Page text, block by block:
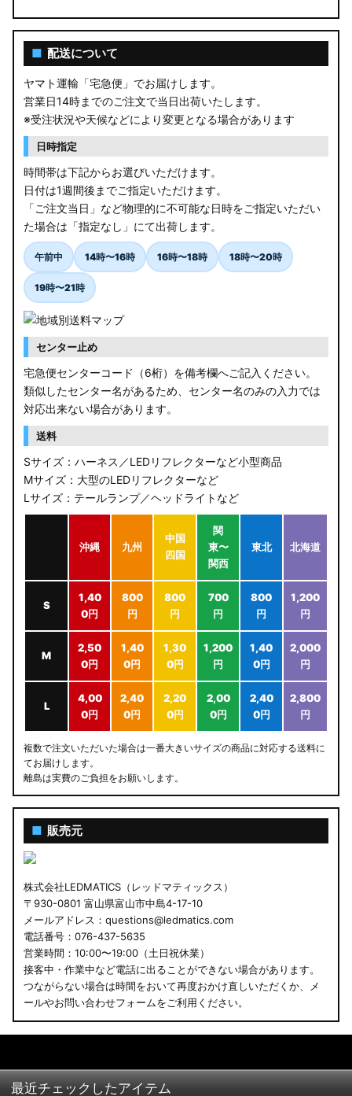
■ 配送について
ヤマト運輸「宅急便」でお届けします。
営業日14時までのご注文で当日出荷いたします。
※受注状況や天候などにより変更となる場合があります
日時指定
時間帯は下記からお選びいただけます。
日付は1週間後までご指定いただけます。
「ご注文当日」など物理的に不可能な日時をご指定いただい
た場合は「指定なし」にて出荷します。
午前中 14時〜16時 16時〜18時 18時〜20時
19時〜21時
センター止め
宅急便センターコード（6桁）を備考欄へご記入ください。
類似したセンター名があるため、センター名のみの入力では
対応出来ない場合があります。
送料
Sサイズ：ハーネス／LEDリフレクターなど小型商品
Mサイズ：大型のLEDリフレクターなど
Lサイズ：テールランプ／ヘッドライトなど
沖縄 九州
中国
四国
関
東〜
関西
東北 北海道
S
1,40
0円
800
円
800
円
700
円
800
円
1,200
円
M
2,50
0円
1,40
0円
1,30
0円
1,200
円
1,40
0円
2,000
円
L
4,00
0円
2,40
0円
2,20
0円
2,00
0円
2,40
0円
2,800
円
複数で注文いただいた場合は一番大きいサイズの商品に対応する送料に
てお届けします。
離島は実費のご負担をお願いします。
■ 販売元
株式会社LEDMATICS（レッドマティックス）
〒930-0801 富山県富山市中島4-17-10
メールアドレス：questions@ledmatics.com
電話番号：076-437-5635
営業時間：10:00〜19:00（土日祝休業）
接客中・作業中など電話に出ることができない場合があります。
つながらない場合は時間をおいて再度おかけ直しいただくか、メ
ールやお問い合わせフォームをご利用ください。
最近チェックしたアイテム